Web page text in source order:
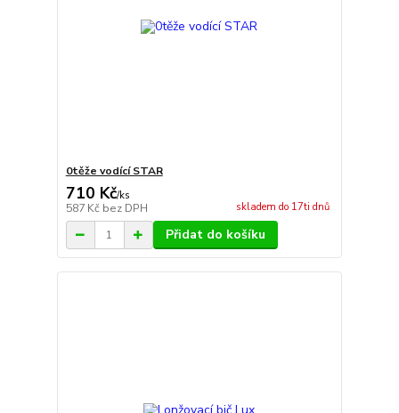
0těže vodící STAR
710 Kč/ks
587 Kč bez DPH skladem do 17ti dnů
Přidat do košíku